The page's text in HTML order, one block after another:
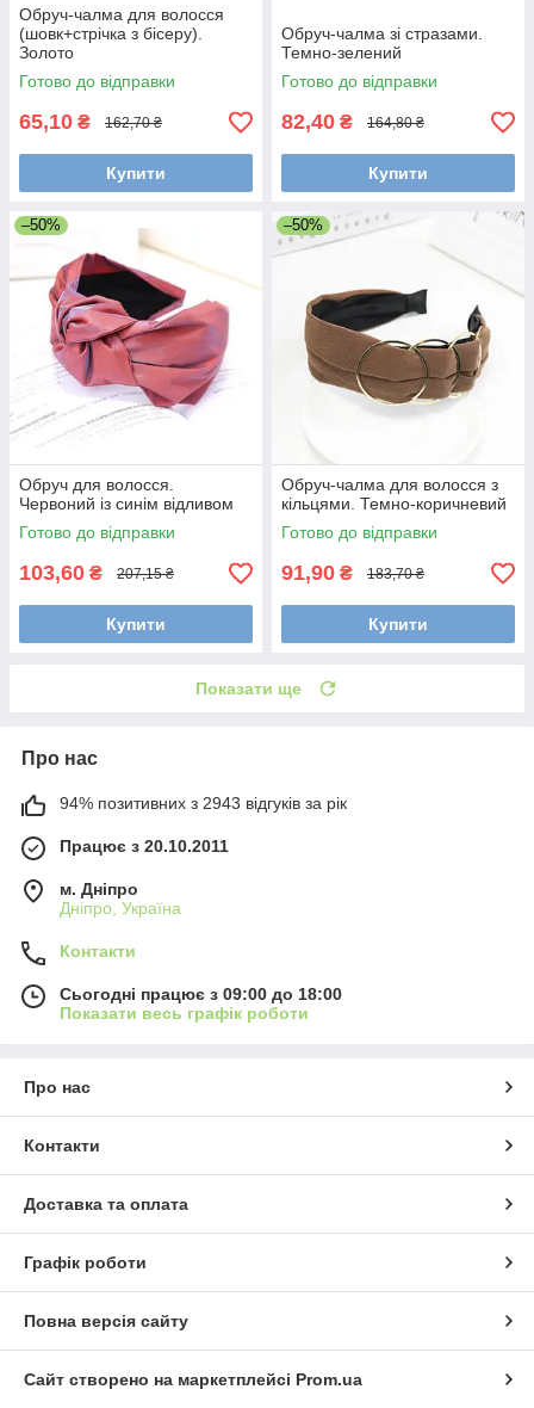
Обруч-чалма для волосся
(шовк+стрічка з бісеру).
Золото
Готово до відправки
65,10 ₴ 162,70 ₴
Купити
Обруч-чалма зі стразами.
Темно-зелений
Готово до відправки
82,40 ₴ 164,80 ₴
Купити
–50%
Обруч для волосся.
Червоний із синім відливом
Готово до відправки
103,60 ₴ 207,15 ₴
Купити
–50%
Обруч-чалма для волосся з
кільцями. Темно-коричневий
Готово до відправки
91,90 ₴ 183,70 ₴
Купити
Показати ще
Про нас
94% позитивних з 2943 відгуків за рік
Працює з 20.10.2011
м. Дніпро
Дніпро, Україна
Контакти
Сьогодні працює з 09:00 до 18:00
Показати весь графік роботи
Про нас
Контакти
Доставка та оплата
Графік роботи
Повна версія сайту
Сайт створено на маркетплейсі Prom.ua